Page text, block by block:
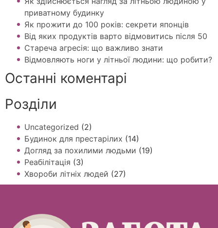
приватному будинку
Як прожити до 100 років: секрети японців
Від яких продуктів варто відмовитись після 50
Стареча агресія: що важливо знати
Відмовляють ноги у літньої людини: що робити?
Останні коментарі
Розділи
Uncategorized (2)
Будинок для престарілих (14)
Догляд за похилими людьми (19)
Реабілітація (3)
Хвороби літніх людей (27)